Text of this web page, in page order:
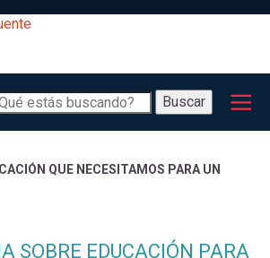
Buscar
QUE NECESITAMOS PARA UN
SOBRE EDUCACIÓN PARA